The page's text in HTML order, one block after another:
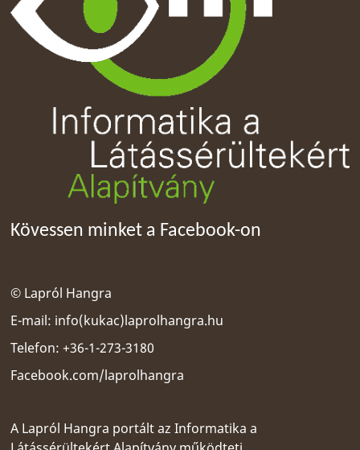
Kövessen minket a Facebook-on
© Lapról Hangra
E-mail: info(kukac)laprolhangra.hu
Telefon: +36-1-273-3180
Facebook.com/laprolhangra
A Lapról Hangra portált azInformatika a